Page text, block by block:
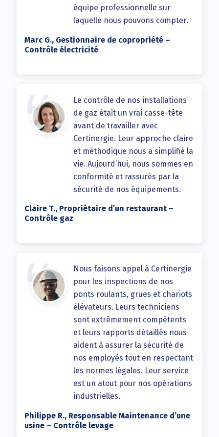
équipe professionnelle sur
laquelle nous pouvons compter.
Marc G., Gestionnaire de copropriété –
Contrôle électricité
Le contrôle de nos installations
de gaz était un vrai casse-tête
avant de travailler avec
Certinergie. Leur approche claire
et méthodique nous a simplifié la
vie. Aujourd’hui, nous sommes en
conformité et rassurés par la
sécurité de nos équipements.
Claire T., Propriétaire d’un restaurant –
Contrôle gaz
Nous faisons appel à Certinergie
pour les inspections de nos
ponts roulants, grues et chariots
élévateurs. Leurs techniciens
sont extrêmement compétents
et leurs rapports détaillés nous
aident à assurer la sécurité de
nos employés tout en respectant
les normes légales. Leur service
est un atout pour nos opérations
industrielles.
Philippe R., Responsable Maintenance d’une
usine – Contrôle levage